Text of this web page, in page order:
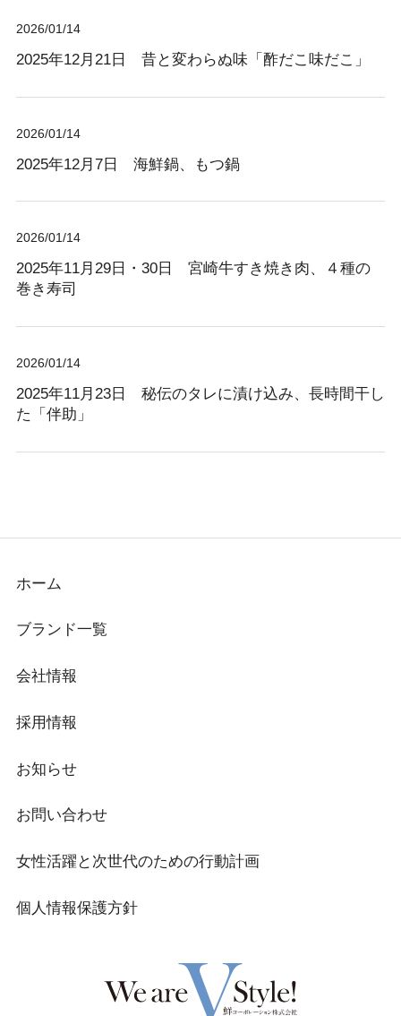
2026/01/14
2025年12月21日 昔と変わらぬ味「酢だこ味だこ」
2026/01/14
2025年12月7日 海鮮鍋、もつ鍋
2026/01/14
2025年11月29日・30日 宮崎牛すき焼き肉、４種の
巻き寿司
2026/01/14
2025年11月23日 秘伝のタレに漬け込み、長時間干し
た「伴助」
ホーム
ブランド一覧
会社情報
採用情報
お知らせ
お問い合わせ
女性活躍と次世代のための行動計画
個人情報保護方針